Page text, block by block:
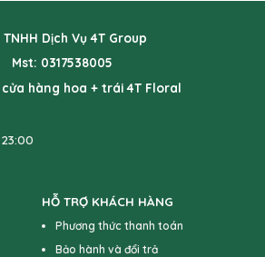
TNHH Dịch Vụ 4T Group
Mst: 0317538005
hàng hoa + trái 4T Floral
HỖ TRỢ KHÁCH HÀNG
Phương thức thanh toán
Bảo hành và đổi trả